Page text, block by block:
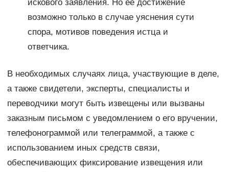
искового заявления. Но её достижение
возможно только в случае уяснения сути
спора, мотивов поведения истца и
ответчика.
В необходимых случаях лица, участвующие в деле,
а также свидетели, эксперты, специалисты и
переводчики могут быть извещены или вызваны
заказным письмом с уведомлением о его вручении,
телефонограммой или телеграммой, а также с
использованием иных средств связи,
обеспечивающих фиксирование извещения или